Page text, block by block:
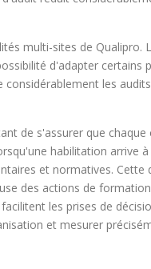
multi-sites de Qualipro.
d'adapter certains
les
de s'assurer que
habilitation arrive
et normatives. Cette
des actions de
les prises de
et mesurer